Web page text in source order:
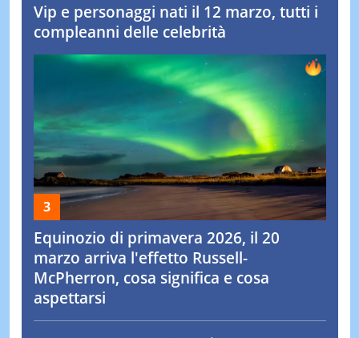
Vip e personaggi nati il 12 marzo, tutti i
compleanni delle celebrità
Equinozio di primavera 2026, il 20
marzo arriva l'effetto Russell-
McPherron, cosa significa e cosa
aspettarsi